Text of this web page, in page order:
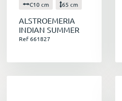
C10 cm 65 cm
ALSTROEMERIA
INDIAN SUMMER
Ref 661827